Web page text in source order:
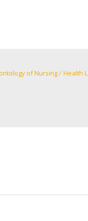
of Nursing Health